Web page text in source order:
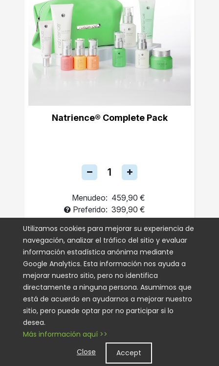
Natrience® Complete Pack
Menudeo: 459,90 €
Preferido: 399,90 €
Una Sola Vez
Autoenvío
AGREGAR AL CARRITO
Utilizamos cookies para mejorar su experiencia de
navegación, analizar el tráfico del sitio y evaluar
información estadística anónima mediante
Google Analytics. Esta información nos ayuda a
mejorar nuestro sitio, pero no identifica
directamente a ninguna persona. Asumimos que
está de acuerdo en ayudarnos a mejorar nuestro
sitio, pero puede optar por no participar si lo
desea.
Más información aquí >>
Close
Accept